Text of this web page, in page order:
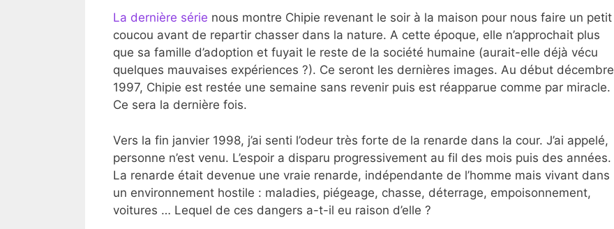
La dernière série nous montre Chipie revenant le soir à la maison pour nous faire un petit
coucou avant de repartir chasser dans la nature. A cette époque, elle n’approchait plus
que sa famille d’adoption et fuyait le reste de la société humaine (aurait-elle déjà vécu
quelques mauvaises expériences ?). Ce seront les dernières images. Au début décembre
1997, Chipie est restée une semaine sans revenir puis est réapparue comme par miracle.
Ce sera la dernière fois.
Vers la fin janvier 1998, j’ai senti l’odeur très forte de la renarde dans la cour. J’ai appelé,
personne n’est venu. L’espoir a disparu progressivement au fil des mois puis des années.
La renarde était devenue une vraie renarde, indépendante de l’homme mais vivant dans
un environnement hostile : maladies, piégeage, chasse, déterrage, empoisonnement,
voitures … Lequel de ces dangers a-t-il eu raison d’elle ?